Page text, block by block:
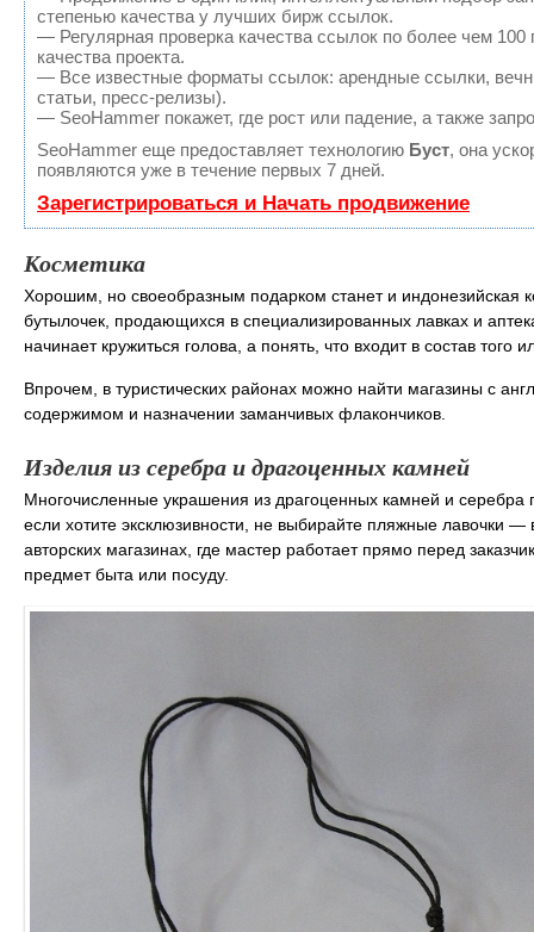
степенью качества у лучших бирж ссылок.
— Регулярная проверка качества ссылок по более чем
качества проекта.
— Все известные форматы ссылок: арендные ссылки,
статьи, пресс-релизы).
— SeoHammer покажет, где рост или падение, а также
SeoHammer еще предоставляет технологию Буст, она
появляются уже в течение первых 7 дней.
Зарегистрироваться и Начать продвижение
Косметика
Хорошим, но своеобразным подарком станет и индонезийская
бутылочек, продающихся в специализированных лавках и
начинает кружиться голова, а понять, что входит в состав того
Впрочем, в туристических районах можно найти магазины с
содержимом и назначении заманчивых флакончиков.
Изделия из серебра и драгоценных камней
Многочисленные украшения из драгоценных камней и
если хотите эксклюзивности, не выбирайте пляжные лавочки
авторских магазинах, где мастер работает прямо перед
предмет быта или посуду.